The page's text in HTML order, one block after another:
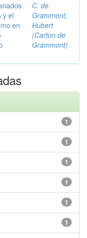
y el
en
C. de
Grammont,
Hubert
(Carton de
Grammont)
1
1
1
1
1
1